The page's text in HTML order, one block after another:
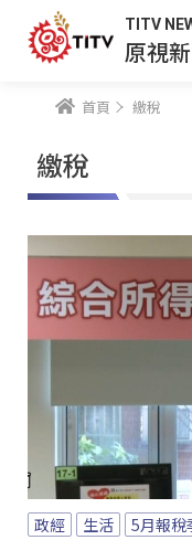
TITV
原視
首頁 繳稅
繳稅
政經 生活 5月報稅